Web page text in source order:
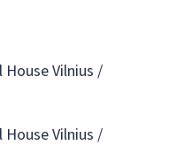
Vilnius /
Vilnius /